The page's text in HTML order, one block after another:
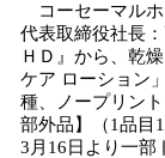
！
数
を
読
み
込
コーセーマルホ
代表取締役社長
ＨＤ』から、乾
ケア ローション
種、ノープリン
部外品】（1品目
3月16日より一部